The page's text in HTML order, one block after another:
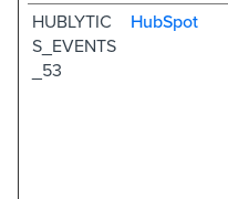
HUBLYTIC
S_EVENTS
_53
HubSpot